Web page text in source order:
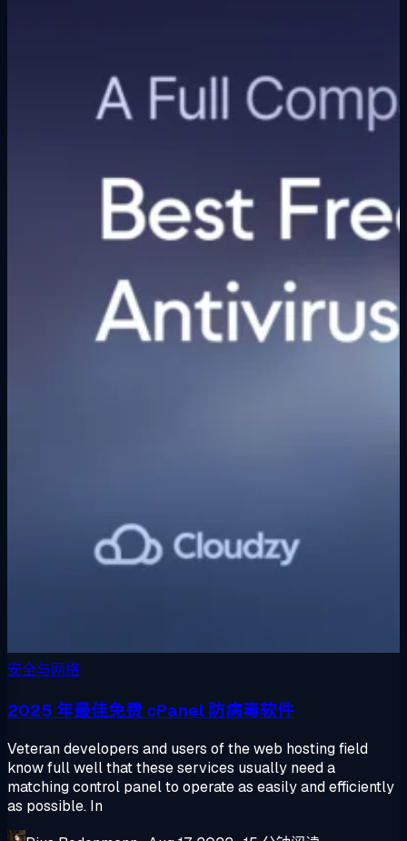
安全与网络
2025 年最佳免费 cPanel 防病毒软件
Veteran developers and users of the web hosting field
know full well that these services usually need a
matching control panel to operate as easily and efficiently
as possible. In